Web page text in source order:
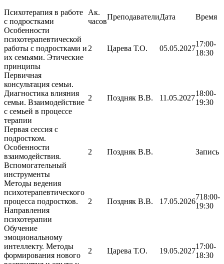
Психотерапия в работе
с подростками
Ак.
часов
ПреподавателиДата
Время
Особенности
психотерапевтической
работы с подростками и
их семьями. Этические
принципы
2 Царева Т.О. 05.05.2027
17:00-
18:30
Первичная
консультация семьи.
Диагностика влияния
семьи. Взаимодействие
с семьей в процессе
терапии
2 Поздняк В.В. 11.05.2027
18:00-
19:30
Первая сессия с
подростком.
Особенности
взаимодействия.
Вспомогательный
инструменты
2 Поздняк В.В. Запись
Методы ведения
психотерапевтического
процесса подростков.
Направления
психотерапии
2 Поздняк В.В. 17.05.2026
718:00-
19:30
Обучение
эмоциональному
интеллекту. Методы
формирования нового
2 Царева Т.О. 19.05.2027
17:00-
18:30